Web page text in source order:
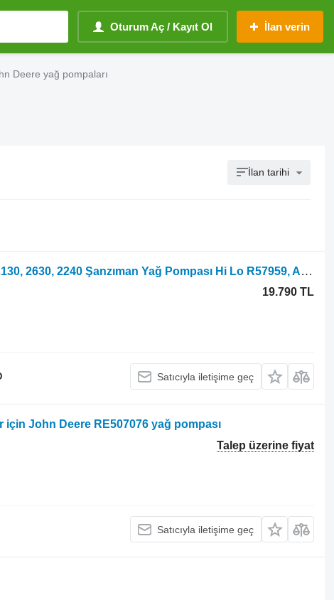
Oturum Aç / Kayıt Ol İlan verin
Deere yağ pompaları
İlan tarihi
Tekerlekli traktör için John Deere 2130, 2630, 2240 Şanzıman Yağ Pompası Hi Lo R57959, Ar96662, Ar
19.790 TL
Satıcıyla iletişime geç
John Deere RE507076 yağ pompası
Talep üzerine fiyat
Satıcıyla iletişime geç